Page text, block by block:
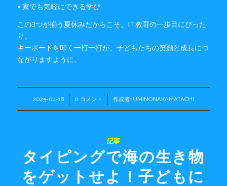
• 家でも気軽にできる学び
この3つが揃う夏休みだからこそ、IT教育の一歩目にぴった
り。
キーボードを叩く一打一打が、子どもたちの笑顔と成長につ
ながりますように。
2025-04-18
/ 0 コメント
/ 作成者: UMINONAKAMATACHI
記事
タイピングで海の生き物
をゲットせよ！子どもに